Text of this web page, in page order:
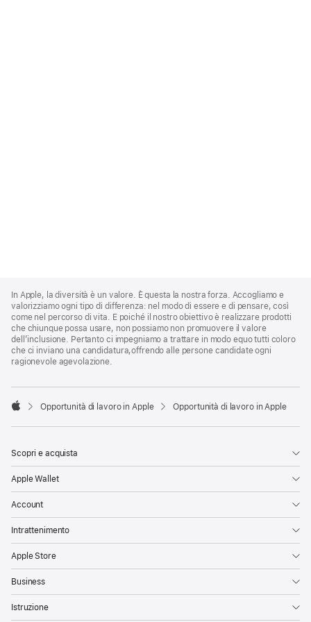
Footer
In Apple, la diversità è un valore. È questa la nostra forza. Accogliamo e
valorizziamo ogni tipo di differenza: nel modo di essere e di pensare, così
come nel percorso di vita. E poiché il nostro obiettivo è realizzare prodotti
che chiunque possa usare, non possiamo non promuovere il valore
dell’inclusione. Pertanto ci impegniamo a trattare in modo equo tutti coloro
che ci inviano una candidatura,offrendo alle persone candidate ogni
ragionevole agevolazione.

Opportunità di lavoro in Apple Opportunità di lavoro in Apple
Scopri e acquista
Apple Wallet
Account
Intrattenimento
Apple Store
Business
Istruzione